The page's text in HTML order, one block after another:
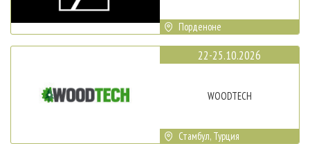
Порденоне
22-25.10.2026
WOODTECH
Стамбул, Турция